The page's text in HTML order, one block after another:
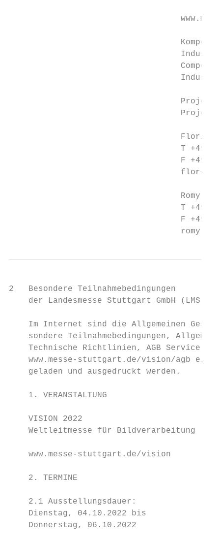
Project
Florian
T +49
F +49
Romy
T +49
F +49
2   Besondere
der Landesmesse Stuttgart GmbH (LMS)
Im Internet sind die Allgemeinen
sondere Teilnahmebedingungen,
Technische Richtlinien, AGB Service,
www.messe-stuttgart.de/vision/agb
geladen und ausgedruckt werden.
1. VERANSTALTUNG
VISION 2022
Weltleitmesse für Bildverarbeitung
www.messe-stuttgart.de/vision
2. TERMINE
2.1 Ausstellungsdauer:
Dienstag, 04.10.2022 bis
Donnerstag, 06.10.2022